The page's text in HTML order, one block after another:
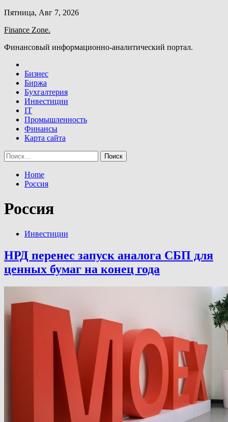
Skip
content
Пятница, Авг 7, 2026
Finance Zone.
Финансовый информационно-аналитический портал.
Бизнес
Биржа
Бухгалтерия
Инвестиции
IT
Промышленность
Финансы
Карта сайта
Найти:
Home
Россия
Россия
Инвестиции
НРД перенес запуск аналога СБП для
ценных бумаг на конец года